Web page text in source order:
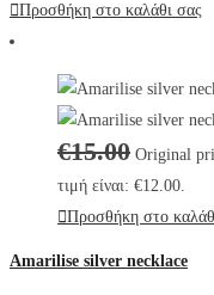
Προσθήκη στο καλάθι σας
€15.00 Original
τιμή είναι: €12.00.
Προσθήκη στο
Amarilise silver necklace